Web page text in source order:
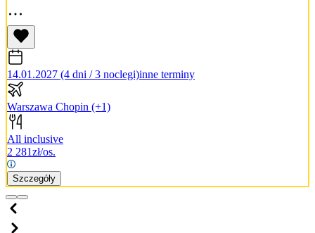
14.01.2027 (4 dni / 3 noclegi)inne terminy
Warszawa Chopin (+1)
All inclusive
2 281zł/os.
Szczegóły